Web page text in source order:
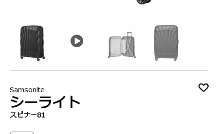
Samsonite
シーライト
スピナー81